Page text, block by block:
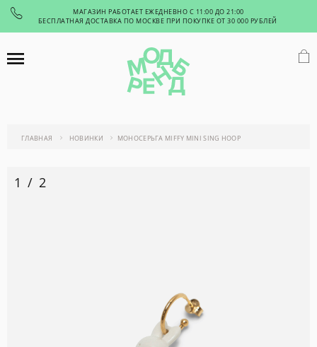
МАГАЗИН РАБОТАЕТ ЕЖЕДНЕВНО С 11:00 ДО 21:00
БЕСПЛАТНАЯ ДОСТАВКА ПО МОСКВЕ ПРИ ПОКУПКЕ ОТ 30 000 РУБЛЕЙ
ГЛАВНАЯ НОВИНКИ МОНОСЕРЬГА MIFFY MINI SING HOOP
1 / 2